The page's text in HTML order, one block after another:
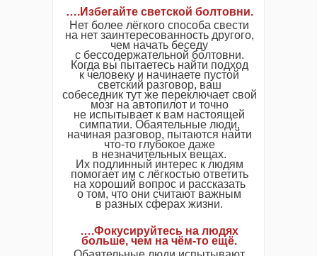
….Избегайте светской болтовни.
Нет более лёгкого способа свести
на нет заинтересованность другого,
чем начать беседу
с бессодержательной болтовни.
Когда вы пытаетесь найти подход
к человеку и начинаете пустой
светский разговор, ваш
собеседник тут же переключает свой
мозг на автопилот и точно
не испытывает к вам настоящей
симпатии. Обаятельные люди,
начиная разговор, пытаются найти
что-то глубокое даже
в незначительных вещах.
Их подлинный интерес к людям
помогает им с лёгкостью ответить
на хороший вопрос и рассказать
о том, что они считают важным
в разных сферах жизни.
….Фокусируйтесь на людях
больше, чем на чём-то ещё.